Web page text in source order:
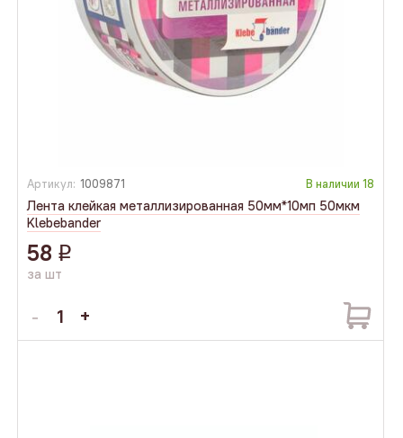
Артикул: 1009871 В наличии 18
Лента клейкая металлизированная 50мм*10мп 50мкм
Klebebander
58 q
за шт